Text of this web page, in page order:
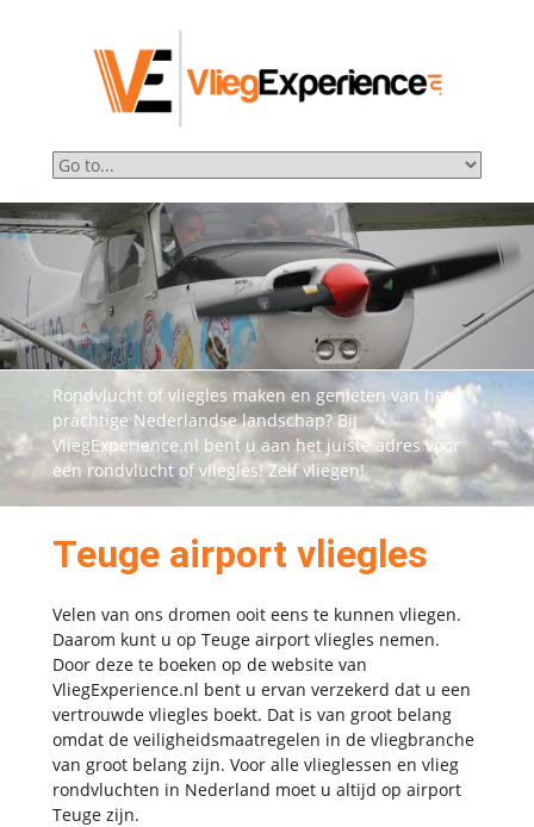
Rondvlucht of vliegles maken en genieten van het
prachtige Nederlandse landschap? Bij
VliegExperience.nl bent u aan het juiste adres voor
een rondvlucht of vliegles! Zelf vliegen!
Teuge airport vliegles
Velen van ons dromen ooit eens te kunnen vliegen.
Daarom kunt u op Teuge airport vliegles nemen.
Door deze te boeken op de website van
VliegExperience.nl bent u ervan verzekerd dat u een
vertrouwde vliegles boekt. Dat is van groot belang
omdat de veiligheidsmaatregelen in de vliegbranche
van groot belang zijn. Voor alle vlieglessen en vlieg
rondvluchten in Nederland moet u altijd op airport
Teuge zijn.